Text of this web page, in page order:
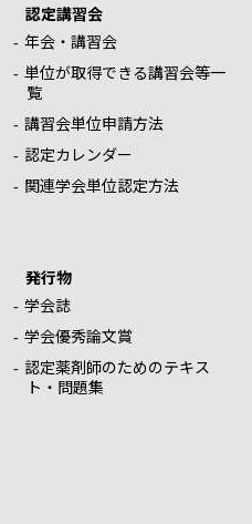
認定講習会
年会・講習会
単位が取得できる講習会等一
覧
講習会単位申請方法
認定カレンダー
関連学会単位認定方法
発行物
学会誌
学会優秀論文賞
認定薬剤師のためのテキス
ト・問題集